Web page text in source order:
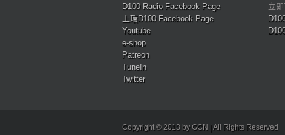
D100 Radio Facebook Page
上環D100 Facebook Page
Youtube
e-shop
Patreon
TuneIn
Twitter
立
Copyright © 2013 by GCN | All Rights Reserved